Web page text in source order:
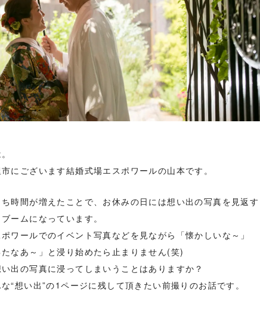
にございます結婚式場エスポワールの山本です。
時間が増えたことで、お休みの日には想い出の写真を見返す
ームになっています。
ワールでのイベント写真などを見ながら「懐かしいな～」
たなあ～」と浸り始めたら止まりません(笑)
出の写真に浸ってしまいうことはありますか？
“想い出”の1ページに残して頂きたい前撮りのお話です。